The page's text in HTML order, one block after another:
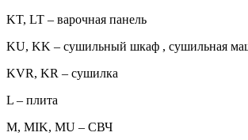
KT, LT – варочная панель
KU, KK – сушильный шкаф , сушильная
KVR, KR – сушилка
L – плита
M, MIK, MU – СВЧ